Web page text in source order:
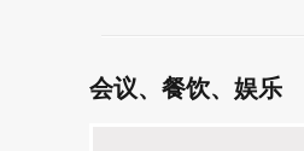
会议、餐饮、娱乐